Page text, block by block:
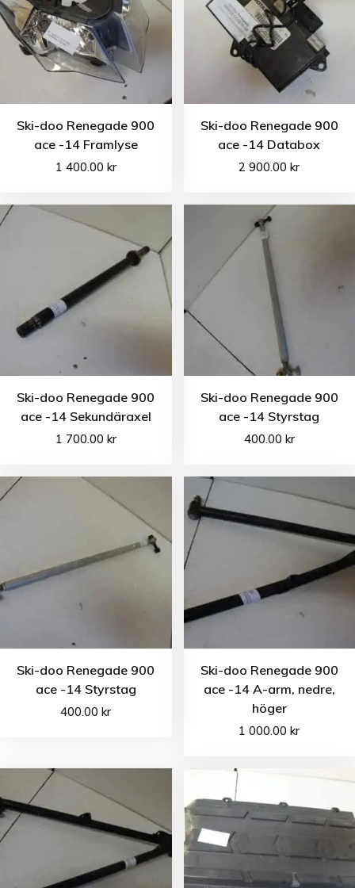
Ski-doo Renegade 900
ace -14 Framlyse
1 400.00 kr
Ski-doo Renegade 900
ace -14 Databox
2 900.00kr
Ski-doo Renegade 900
ace -14 Sekundäraxel
1 700.00 kr
Ski-doo Renegade 900
ace -14 Styrstag
400.00 kr
Ski-doo Renegade 900
ace -14 Styrstag
400.00kr
Ski-doo Renegade 900
ace -14 A-arm, nedre,
höger
1 000.00kr